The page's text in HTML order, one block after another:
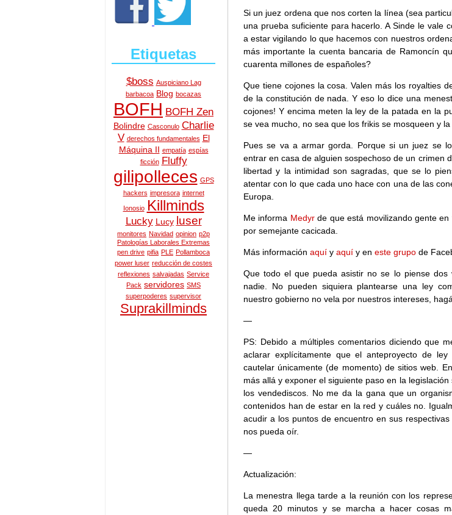
Etiquetas
$boss Auspiciano Lag
barbacoa Blog bocazas
BOFH BOFH Zen
Bolindre Casconulo Charlie
V derechos fundamentales El
Máquina II empatía espías
ficción
Fluffy
gilipolleces GPS
hackers impresora internet
Ionosio Killminds
Lucky Lucy luser
monitores Navidad opinion p2p
Patologías Laborales Extremas
pen drive pifia PLE Pollamboca
power luser reducción de costes
reflexiones salvajadas Service
Pack servidores SMS
superpoderes supervisor
Suprakillminds
Si un juez ordena que nos corten la línea (sea
una prueba suficiente para hacerlo. A Sinde le vale
a estar vigilando lo que hacemos con nuestros
más importante la cuenta bancaria de Ramoncín
cuarenta millones de españoles?
Que tiene cojones la cosa. Valen más los royalties
de la constitución de nada. Y eso lo dice una
cojones! Y encima meten la ley de la patada en la
se vea mucho, no sea que los frikis se mosqueen y la
Pues se va a armar gorda. Porque si un juez se
entrar en casa de alguien sospechoso de un crimen
libertad y la intimidad son sagradas, que se lo
atentar con lo que cada uno hace con una de las
Europa.
Me informa Medyrde que está movilizando gente
por semejante cacicada.
Más información aquí y aquí y en este grupo de
Que todo el que pueda asistir no se lo piense dos
nadie. No pueden siquiera plantearse una ley
nuestro gobierno no vela por nuestros intereses,
—
PS: Debido a múltiples comentarios diciendo que
aclarar explícitamente que el anteproyecto de
cautelar únicamente (de momento) de sitios web.
más allá y exponer el siguiente paso en la
los vendediscos. No me da la gana que un
contenidos han de estar en la red y cuáles no.
acudir a los puntos de encuentro en sus
nos pueda oír.
—
Actualización:
La menestra llega tarde a la reunión con los
queda 20 minutos y se marcha a hacer cosas